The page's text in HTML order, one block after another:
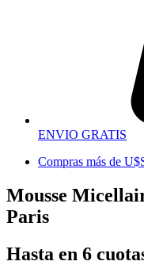
ENVIO GRATIS
Compras más de
Mousse
Paris
Hasta en 6